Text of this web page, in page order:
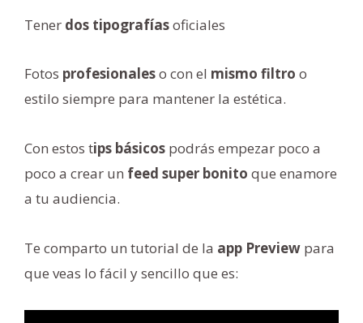
Tener dos tipografíasoficiales
Fotos profesionaleso con el mismo filtro o
estilo siempre para mantener la estética.
Con estos tips básicos podrás empezar poco a
poco a crear un feed super bonito que enamore
a tu audiencia.
Te comparto un tutorial de la app Preview para
que veas lo fácil y sencillo que es: